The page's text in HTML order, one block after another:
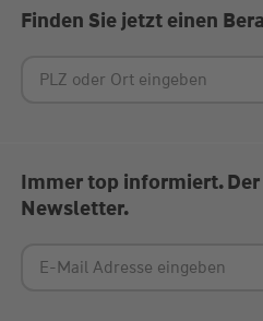
Finden Sie jetzt einen
Immer top informiert.
Newsletter.